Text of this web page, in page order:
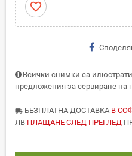
favorite_border
Всички снимки са
предложения за сервиране на
local_shipping БЕЗПЛАТНА ДОСТАВКА В
ЛВ ПЛАЩАНЕ СЛЕД ПРЕГЛЕД